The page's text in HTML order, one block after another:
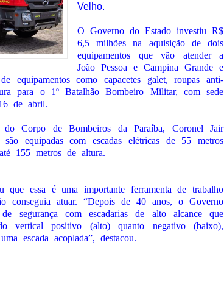
Velho.
O Governo do Estado investiu R$
6,5 milhões na aquisição de dois
equipamentos que vão atender a
João Pessoa e Campina Grande e
equipamentos como capacetes galet, roupas anti-
para o 1º Batalhão Bombeiro Militar, com sede
de abril.
Corpo de Bombeiros da Paraíba, Coronel Jair
equipadas com escadas elétricas de 55 metros
155 metros de altura.
que essa é uma importante ferramenta de trabalho
conseguia atuar. “Depois de 40 anos, o Governo
segurança com escadarias de alto alcance que
vertical positivo (alto) quanto negativo (baixo),
escada acoplada”, destacou.